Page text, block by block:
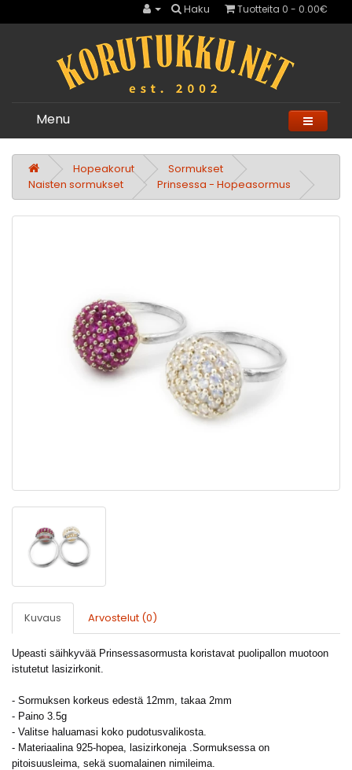
Haku Tuotteita 0 - 0.00€
Menu
Hopeakorut
Sormukset
Naisten sormukset
Prinsessa - Hopeasormus
Kuvaus Arvostelut (0)
Upeasti säihkyvää Prinsessasormusta koristavat puolipallon muotoon
istutetut lasizirkonit.
- Sormuksen korkeus edestä 12mm, takaa 2mm
- Paino 3.5g
- Valitse haluamasi koko pudotusvalikosta.
- Materiaalina 925-hopea, lasizirkoneja .Sormuksessa on
pitoisuusleima, sekä suomalainen nimileima.